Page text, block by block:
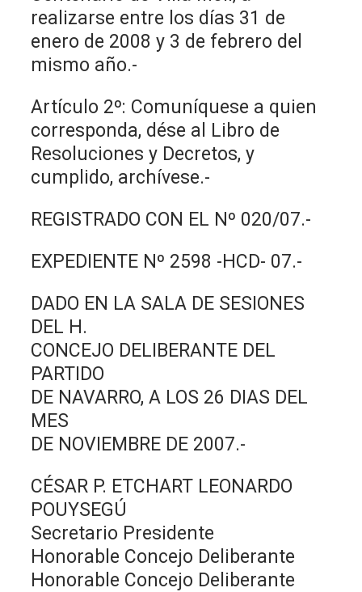
realizarse entre los días 31 de
enero de 2008 y 3 de febrero del
mismo año.-
Artículo 2º: Comuníquese a quien
corresponda, dése al Libro de
Resoluciones y Decretos, y
cumplido, archívese.-
REGISTRADO CON EL Nº 020/07.-
EXPEDIENTE Nº 2598 -HCD- 07.-
DADO EN LA SALA DE SESIONES
DEL H.
CONCEJO DELIBERANTE DEL
PARTIDO
DE NAVARRO, A LOS 26 DIAS DEL
MES
DE NOVIEMBRE DE 2007.-
CÉSAR P. ETCHART LEONARDO
POUYSEGÚ
Secretario Presidente
Honorable Concejo Deliberante
Honorable Concejo Deliberante